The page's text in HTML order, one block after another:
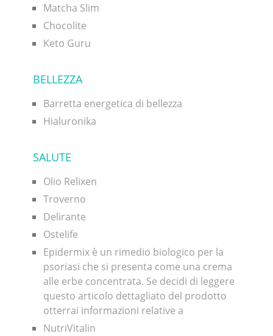
Matcha Slim
Chocolite
Keto Guru
BELLEZZA
Barretta energetica di bellezza
Hialuronika
SALUTE
Olio Relixen
Troverno
Delirante
Ostelife
Epidermix è un rimedio biologico per la
psoriasi che si presenta come una crema
alle erbe concentrata. Se decidi di leggere
questo articolo dettagliato del prodotto
otterrai informazioni relative a
NutriVitalin